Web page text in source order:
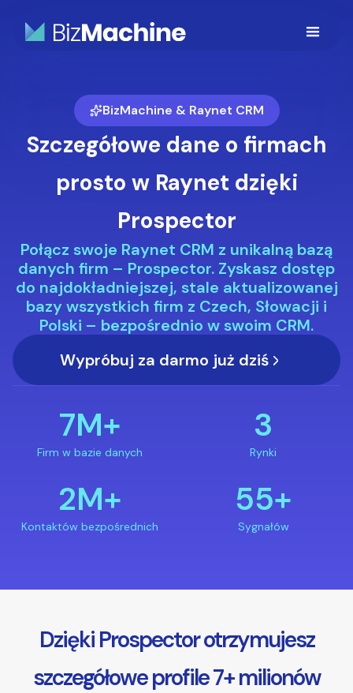
BizMachine & Raynet CRM
Szczegółowe dane o firmach
prosto w Raynet dzięki
Prospector
Połącz swoje Raynet CRM z unikalną bazą
danych firm – Prospector. Zyskasz dostęp
do najdokładniejszej, stale aktualizowanej
bazy wszystkich firm z Czech, Słowacji i
Polski – bezpośrednio w swoim CRM.
Wypróbuj za darmo już dziś
7M+
Firm w bazie danych
3
Rynki
2M+
Kontaktów bezpośrednich
55+
Sygnałów
Dzięki Prospector otrzymujesz
szczegółowe profile 7+ milionów